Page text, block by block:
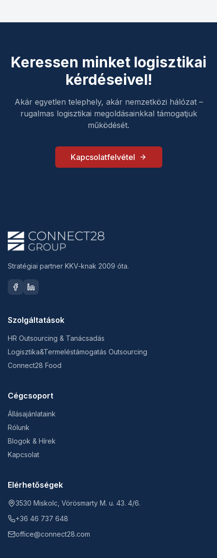
Keressen minket logisztikai
kérdéseivel!
Akár egyetlen telephely, akár nemzetközi hálózat –
rugalmas logisztikai megoldásainkkal támogatjuk
működését.
Kapcsolatfelvétel
Stratégiai partner KKV-knak 2009 óta.
Szolgáltatások
HR Outsourcing & Tanácsadás
Logisztika&Termeléstámogatás Outsourcing
Connect28 Food
Cégcsoport
Állásajánlataink
Rólunk
Blogok & Hírek
Kapcsolat
Elérhetőségek
3530 Miskolc, Vörösmarty M. u. 43. 4/6.
+36 46 737 648
office@connect28.com